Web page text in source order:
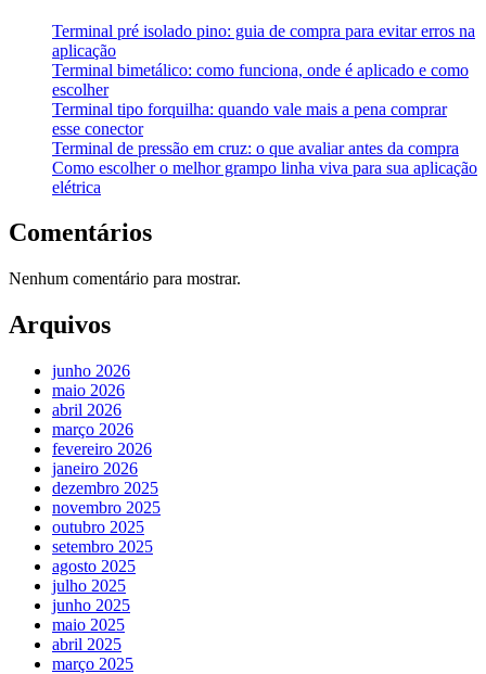
Terminal pré isolado pino: guia de compra para evitar erros na
aplicação
Terminal bimetálico: como funciona, onde é aplicado e como
escolher
Terminal tipo forquilha: quando vale mais a pena comprar
esse conector
Terminal de pressão em cruz: o que avaliar antes da compra
Como escolher o melhor grampo linha viva para sua aplicação
elétrica
Comentários
Nenhum comentário para mostrar.
Arquivos
junho 2026
maio 2026
abril 2026
março 2026
fevereiro 2026
janeiro 2026
dezembro 2025
novembro 2025
outubro 2025
setembro 2025
agosto 2025
julho 2025
junho 2025
maio 2025
abril 2025
março 2025